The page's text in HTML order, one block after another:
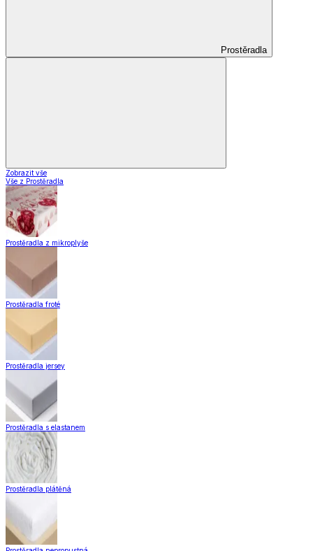
Prostěradla
Zobrazit vše
Vše z Prostěradla
Prostěradla z mikroplyše
Prostěradla froté
Prostěradla jersey
Prostěradla s elastanem
Prostěradla plátěná